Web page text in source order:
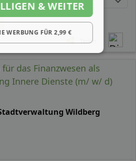
Teilen
das Finanzwesen als
Innere Dienste (m/ w/ d)
Wildberg
& WEITER
WERBUNG FÜR 2,99 €